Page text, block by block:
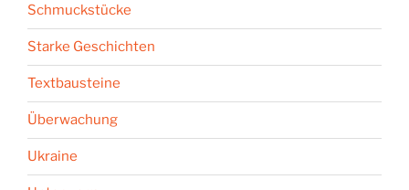
Schmuckstücke
Starke Geschichten
Textbausteine
Überwachung
Ukraine